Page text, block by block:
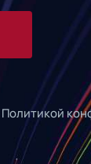
Политикой